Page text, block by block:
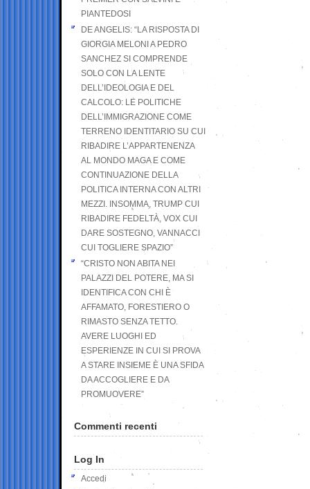
PIANTEDOSI
DE ANGELIS: “LA RISPOSTA DI
GIORGIA MELONI A PEDRO
SANCHEZ SI COMPRENDE
SOLO CON LA LENTE
DELL’IDEOLOGIA E DEL
CALCOLO: LE POLITICHE
DELL’IMMIGRAZIONE COME
TERRENO IDENTITARIO SU CUI
RIBADIRE L’APPARTENENZA
AL MONDO MAGA E COME
CONTINUAZIONE DELLA
POLITICA INTERNA CON ALTRI
MEZZI. INSOMMA, TRUMP CUI
RIBADIRE FEDELTÀ, VOX CUI
DARE SOSTEGNO, VANNACCI
CUI TOGLIERE SPAZIO”
“CRISTO NON ABITA NEI
PALAZZI DEL POTERE, MA SI
IDENTIFICA CON CHI È
AFFAMATO, FORESTIERO O
RIMASTO SENZA TETTO.
AVERE LUOGHI ED
ESPERIENZE IN CUI SI PROVA
A STARE INSIEME È UNA SFIDA
DA ACCOGLIERE E DA
PROMUOVERE”
Commenti recenti
Log In
Accedi